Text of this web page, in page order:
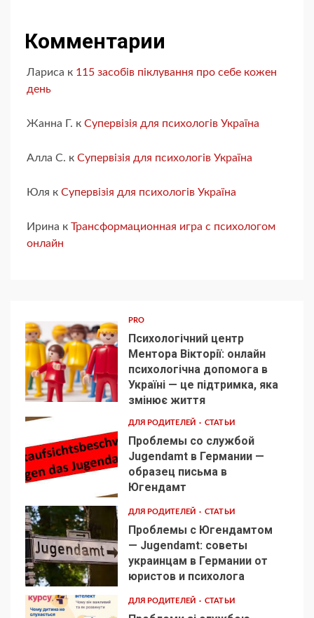
Комментарии
Лариса к 115 засобів піклування про себе кожен
день
Жанна Г. к Супервізія для психологів Україна
Алла С. к Супервізія для психологів Україна
Юля к Супервізія для психологів Україна
Ирина к Трансформационная игра с психологом
онлайн
1
PRO
Психологічний центр
Ментора Вікторії: онлайн
психологічна допомога в
Україні — це підтримка, яка
змінює життя
2
ДЛЯ РОДИТЕЛЕЙ СТАТЬИ
Проблемы со службой
Jugendamt в Германии —
образец письма в
Югендамт
3
ДЛЯ РОДИТЕЛЕЙ СТАТЬИ
Проблемы с Югендамтом
— Jugendamt: советы
украинцам в Германии от
юристов и психолога
ДЛЯ РОДИТЕЛЕЙ СТАТЬИ